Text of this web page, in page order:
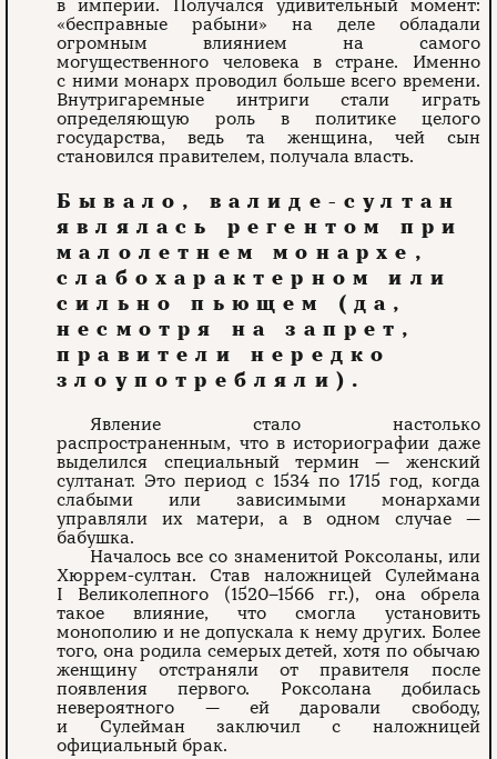
в империи. Получался удивительный момент:
«бесправные рабыни» на деле обладали
огромным влиянием на самого
могущественного человека в стране. Именно
с ними монарх проводил больше всего времени.
Внутригаремные интриги стали играть
определяющую роль в политике целого
государства, ведь та женщина, чей сын
становился правителем, получала власть.
Бывало, валиде-султан
являлась регентом при
малолетнем монархе,
слабохарактерном или
сильно пьющем (да,
несмотря на запрет,
правители нередко
злоупотребляли).
Явление стало настолько
распространенным, что в историографии даже
выделился специальный термин — женский
султанат. Это период с 1534 по 1715 год, когда
слабыми или зависимыми монархами
управляли их матери, а в одном случае —
бабушка.
Началось все со знаменитой Роксоланы, или
Хюррем-султан. Став наложницей Сулеймана
I Великолепного (1520–1566 гг.), она обрела
такое влияние, что смогла установить
монополию и не допускала к нему других. Более
того, она родила семерых детей, хотя по обычаю
женщину отстраняли от правителя после
появления первого. Роксолана добилась
невероятного — ей даровали свободу,
и Сулейман заключил с наложницей
официальный брак.